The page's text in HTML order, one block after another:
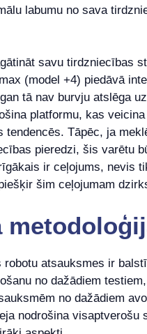
labumu no sava
savu tirdzniecības
(model +4) piedāvā
tā nav burvju atslēga
platformu, kas
tendencēs. Tāpēc, ja
pieredzi, šis varētu
ir ceļojums, nevis
šim ceļojumam
robotu atsauksmes ir
no dažādiem testiem,
no dažādiem
nodrošina visaptverošu